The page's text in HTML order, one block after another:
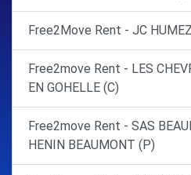
Free2Move Rent - JC
Free2move Rent - LES
EN GOHELLE (C)
Free2move Rent - SAS
HENIN BEAUMONT (P)